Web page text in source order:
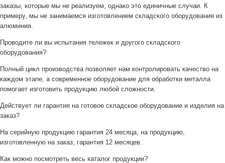
заказы, которые мы не реализуем, однако это единичные случаи. К
примеру, мы не занимаемся изготовлением складского оборудования из
алюминия.
Проводите ли вы испытания тележек и другого складского
оборудования?
Полный цикл производства позволяет нам контролировать качество на
каждом этапе, а современное оборудование для обработки металла
помогает изготовить продукцию любой сложности.
Действует ли гарантия на готовое складское оборудование и изделия на
заказ?
На серийную продукцию гарантия 24 месяца, на продукцию,
изготовленную на заказ, гарантия 12 месяцев.
Как можно посмотреть весь каталог продукции?